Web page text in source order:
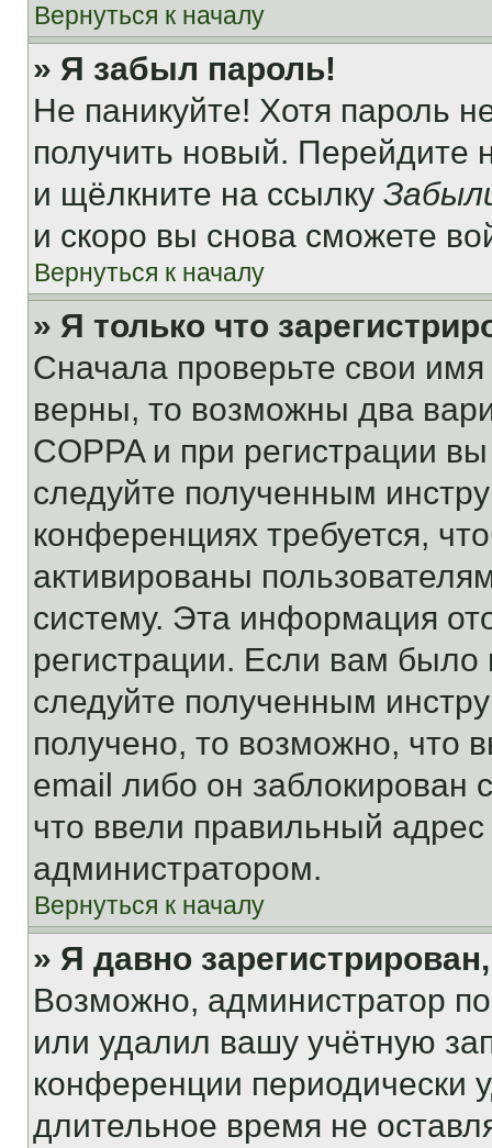
Вернуться к началу
» Я забыл пароль!
Не паникуйте! Хотя пароль
получить новый. Перейдите
и щёлкните на ссылку
и скоро вы снова сможете
Вернуться к началу
» Я только что
Сначала проверьте свои
верны, то возможны два
COPPA и при регистрации
следуйте полученным
конференциях требуется,
активированы
систему. Эта информация
регистрации. Если вам
следуйте полученным
получено, то возможно, что
email либо он
что ввели правильный адрес
администратором.
Вернуться к началу
» Я давно
Возможно, администратор
или удалил вашу учётную
конференции периодически
длительное время не